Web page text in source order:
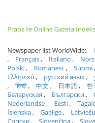
Prapa te Online Gazeta
Newspaper list WorldWide:
Français
Italiano
Polski
Romanesc Suomi
Ελληνικά
русский язык
हिन्दी
中文 日本語 한
Беларуская
Български
Nederlandse
Eesti
Íslenska
Gaeilge Latviešu
Српски
Slovenčina